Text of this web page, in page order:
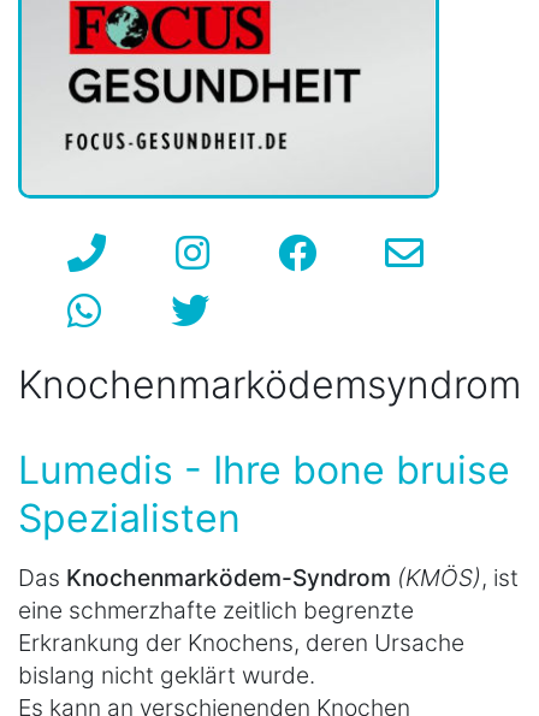
Knochenmarködemsyndrom
Lumedis - Ihre bone bruise
Spezialisten
Das Knochenmarködem-Syndrom (KMÖS), ist
eine schmerzhafte zeitlich begrenzte
Erkrankung der Knochens, deren Ursache
bislang nicht geklärt wurde.
Es kann an verschienenden Knochen